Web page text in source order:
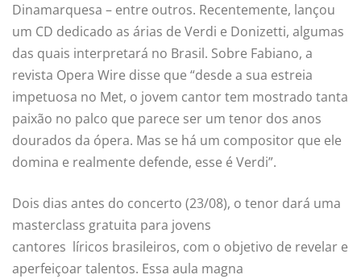
Dinamarquesa – entre outros. Recentemente, lançou
um CD dedicado as árias de Verdi e Donizetti, algumas
das quais interpretará no Brasil. Sobre Fabiano, a
revista Opera Wire disse que “desde a sua estreia
impetuosa no Met, o jovem cantor tem mostrado tanta
paixão no palco que parece ser um tenor dos anos
dourados da ópera. Mas se há um compositor que ele
domina e realmente defende, esse é Verdi”.
Dois dias antes do concerto (23/08), o tenor dará uma
masterclass gratuita para jovens
cantores líricos brasileiros, com o objetivo de revelar e
aperfeiçoar talentos. Essa aula magna